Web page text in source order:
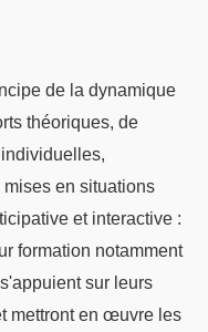
de la dynamique
théoriques, de
en situations
et interactive :
formation notamment
sur leurs
mettront en œuvre les